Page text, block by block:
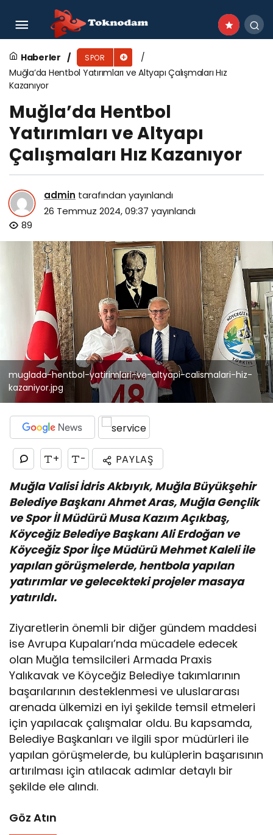
Haberler SPOR
Muğla’da Hentbol Yatırımları ve Altyapı Çalışmaları Hız
Kazanıyor
Muğla’da Hentbol
Yatırımları ve Altyapı
Çalışmaları Hız Kazanıyor
admin tarafından yayınlandı
26 Temmuz 2024, 09:37 yayınlandı
89
muglada-hentbol-yatirimlari-ve-altyapi-calismalari-hiz-
kazaniyor.jpg
+ - PAYLAŞ
Muğla Valisi İdris Akbıyık, Muğla Büyükşehir
Belediye Başkanı Ahmet Aras, Muğla Gençlik
ve Spor İl Müdürü Musa Kazım Açıkbaş,
Köyceğiz Belediye Başkanı Ali Erdoğan ve
Köyceğiz Spor İlçe Müdürü Mehmet Kaleli ile
yapılan görüşmelerde, hentbola yapılan
yatırımlar ve gelecekteki projeler masaya
yatırıldı.
Ziyaretlerin önemli bir diğer gündem maddesi
ise Avrupa Kupaları’nda mücadele edecek
olan Muğla temsilcileri Armada Praxis
Yalıkavak ve Köyceğiz Belediye takımlarının
başarılarının desteklenmesi ve uluslararası
arenada ülkemizi en iyi şekilde temsil etmeleri
için yapılacak çalışmalar oldu. Bu kapsamda,
Belediye Başkanları ve ilgili spor müdürleri ile
yapılan görüşmelerde, bu kulüplerin başarısının
artırılması için atılacak adımlar detaylı bir
şekilde ele alındı.
Göz Atın
EÜ Spor Kulübü, yüzme sporuna genç
yetenekler kazandırıyor